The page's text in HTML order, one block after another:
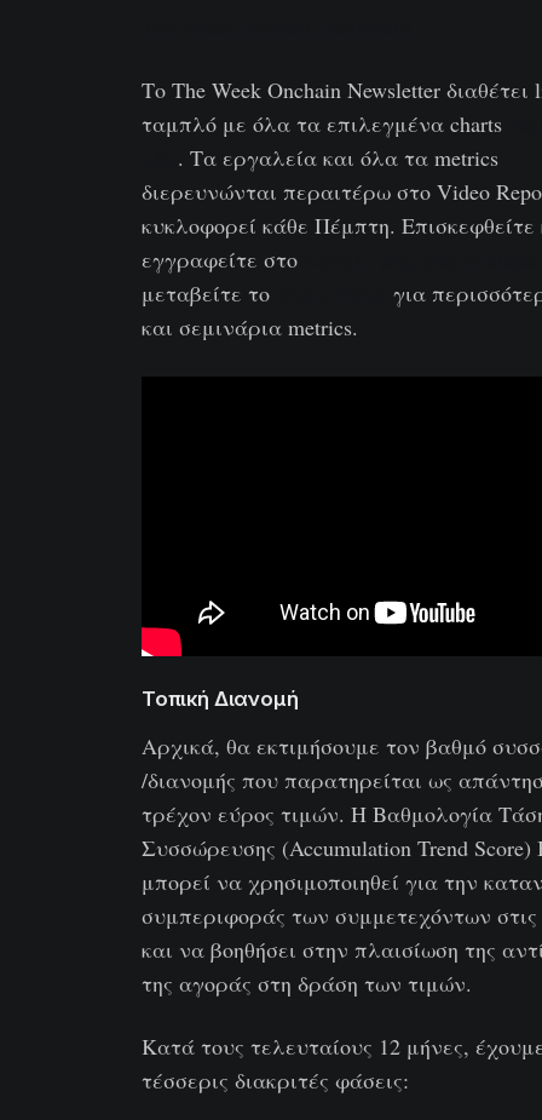
Το The Week Onchain Newsletter διαθέτει
ταμπλό με όλα τα επιλεγμένα charts
. Τα εργαλεία και όλα τα metrics
διερευνώνται περαιτέρω στο Video
κυκλοφορεί κάθε Πέμπτη. Επισκεφθείτε
εγγραφείτε στο
μεταβείτε το
για
και σεμινάρια metrics.
Τοπική Διανομή
Αρχικά, θα εκτιμήσουμε τον βαθμό
/διανομής που παρατηρείται ως
τρέχον εύρος τιμών. Η Βαθμολογία
Συσσώρευσης (Accumulation Trend Score)
μπορεί να χρησιμοποιηθεί για την
συμπεριφοράς των συμμετεχόντων
και να βοηθήσει στην πλαισίωση της
της αγοράς στη δράση των τιμών.
Κατά τους τελευταίους 12 μήνες,
τέσσερις διακριτές φάσεις: